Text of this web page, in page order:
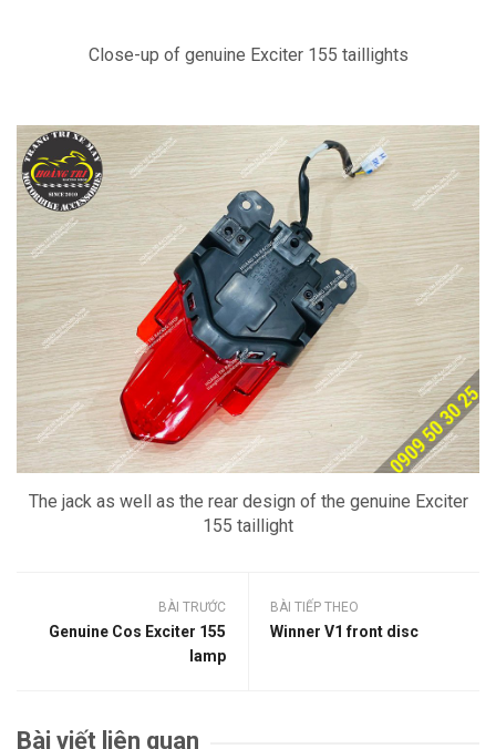
Close-up of genuine Exciter 155 taillights
The jack as well as the rear design of the genuine Exciter
155 taillight
BÀI TRƯỚC
Genuine Cos Exciter 155
lamp
BÀI TIẾP THEO
Winner V1 front disc
Bài viết liên quan